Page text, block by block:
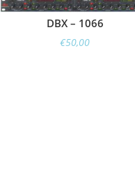
DBX – 1066
€50,00